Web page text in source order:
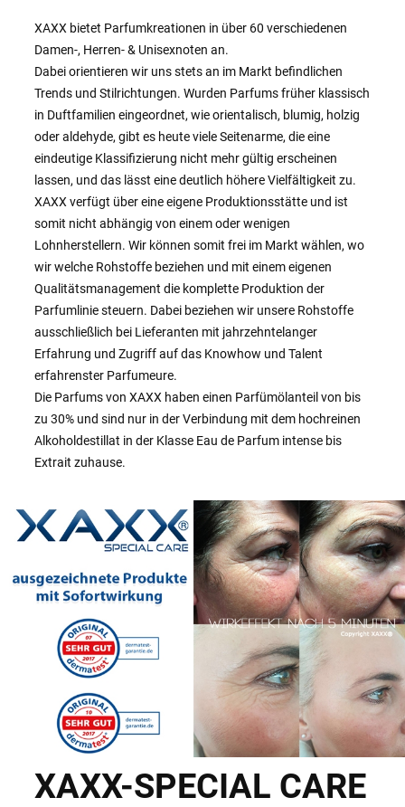
XAXX bietet Parfumkreationen in über 60 verschiedenen
Damen-, Herren- & Unisexnoten an.
Dabei orientieren wir uns stets an im Markt befindlichen
Trends und Stilrichtungen. Wurden Parfums früher klassisch
in Duftfamilien eingeordnet, wie orientalisch, blumig, holzig
oder aldehyde, gibt es heute viele Seitenarme, die eine
eindeutige Klassifizierung nicht mehr gültig erscheinen
lassen, und das lässt eine deutlich höhere Vielfältigkeit zu.
XAXX verfügt über eine eigene Produktionsstätte und ist
somit nicht abhängig von einem oder wenigen
Lohnherstellern. Wir können somit frei im Markt wählen, wo
wir welche Rohstoffe beziehen und mit einem eigenen
Qualitätsmanagement die komplette Produktion der
Parfumlinie steuern. Dabei beziehen wir unsere Rohstoffe
ausschließlich bei Lieferanten mit jahrzehntelanger
Erfahrung und Zugriff auf das Knowhow und Talent
erfahrenster Parfumeure.
Die Parfums von XAXX haben einen Parfümölanteil von bis
zu 30% und sind nur in der Verbindung mit dem hochreinen
Alkoholdestillat in der Klasse Eau de Parfum intense bis
Extrait zuhause.
XAXX-SPECIAL CARE